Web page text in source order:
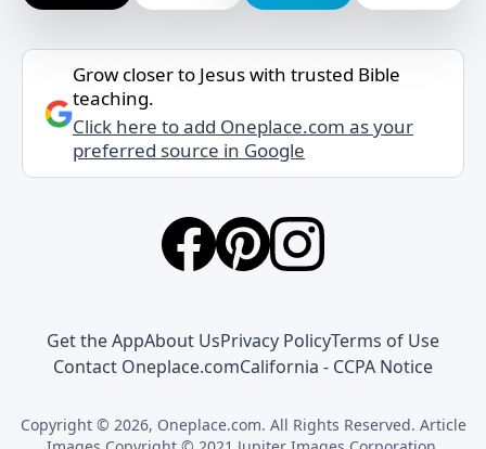
Grow closer to Jesus with trusted Bible
teaching.
Click here to add Oneplace.com as your
preferred source in Google
Get the AppAbout UsPrivacy PolicyTerms of Use
Contact Oneplace.comCalifornia - CCPA Notice
Copyright © 2026, Oneplace.com. All Rights Reserved. Article